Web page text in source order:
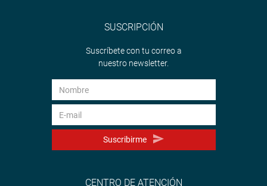
SUSCRIPCIÓN
Suscríbete con tu correo a
nuestro newsletter.
Suscribirme
CENTRO DE ATENCIÓN